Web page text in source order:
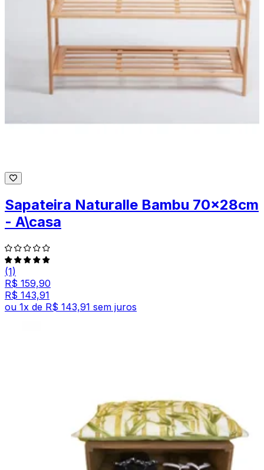
Sapateira Naturalle Bambu 70x28cm
- A\casa
(1)
R$ 159,90
R$ 143,91
ou 1x de R$ 143,91 sem juros